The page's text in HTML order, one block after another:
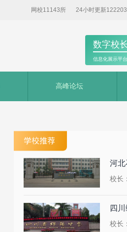
24小时更新
网校11143所
数字校
信息化展示平台
高峰论坛
河北
校长
四
校长